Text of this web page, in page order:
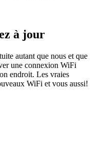
à jour
autant que nous et que
une connexion WiFi
endroit. Les vraies
WiFi et vous aussi!